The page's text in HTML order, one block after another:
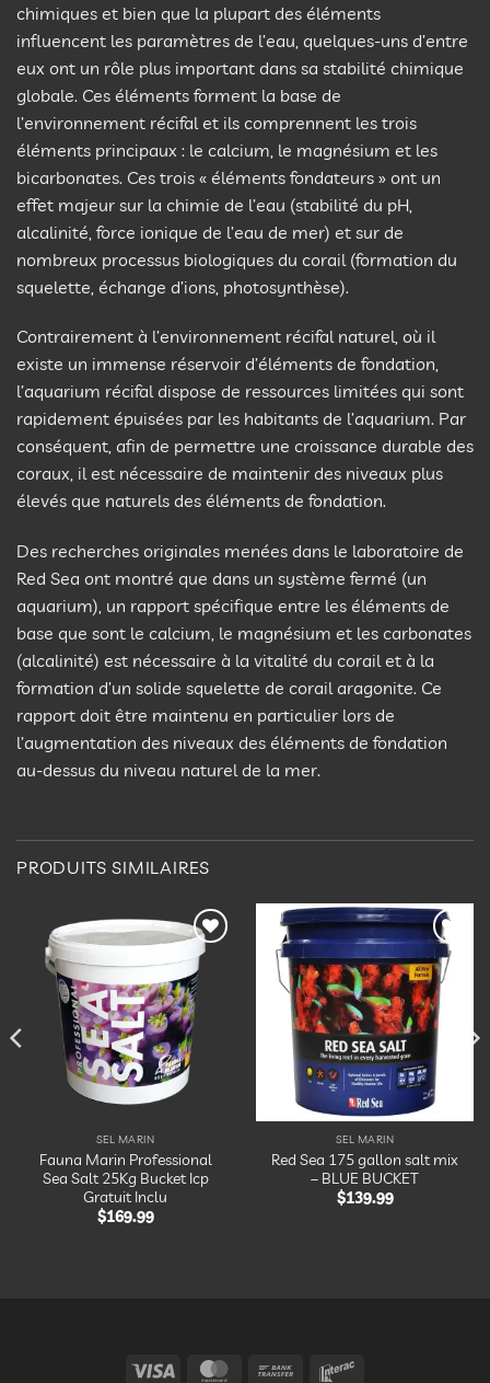
chimiques et bien que la plupart des éléments
influencent les paramètres de l’eau, quelques-uns d’entre
eux ont un rôle plus important dans sa stabilité chimique
globale. Ces éléments forment la base de
l’environnement récifal et ils comprennent les trois
éléments principaux : le calcium, le magnésium et les
bicarbonates. Ces trois « éléments fondateurs » ont un
effet majeur sur la chimie de l’eau (stabilité du pH,
alcalinité, force ionique de l’eau de mer) et sur de
nombreux processus biologiques du corail (formation du
squelette, échange d’ions, photosynthèse).
Contrairement à l’environnement récifal naturel, où il
existe un immense réservoir d’éléments de fondation,
l’aquarium récifal dispose de ressources limitées qui sont
rapidement épuisées par les habitants de l’aquarium. Par
conséquent, afin de permettre une croissance durable des
coraux, il est nécessaire de maintenir des niveaux plus
élevés que naturels des éléments de fondation.
Des recherches originales menées dans le laboratoire de
Red Sea ont montré que dans un système fermé (un
aquarium), un rapport spécifique entre les éléments de
base que sont le calcium, le magnésium et les carbonates
(alcalinité) est nécessaire à la vitalité du corail et à la
formation d’un solide squelette de corail aragonite. Ce
rapport doit être maintenu en particulier lors de
l’augmentation des niveaux des éléments de fondation
au-dessus du niveau naturel de la mer.
PRODUITS SIMILAIRES
Ajouter
à la
liste
d’envies
SEL MARIN
Fauna Marin Professional
Sea Salt 25Kg Bucket Icp
Gratuit Inclu
$169.99
Ajouter
à la
liste
d’envies
SEL MARIN
Red Sea 175 gallon salt mix
– BLUE BUCKET
$139.99
Visa MasterCardBank